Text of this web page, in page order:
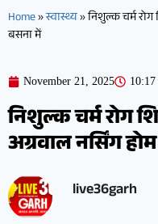
Home»स्वास्थ्य»निशुल्क चर्म
बसना में
November 21, 2025 10:17
निशुल्क चर्म रोग
अग्रवाल नर्सिंग
live36garh